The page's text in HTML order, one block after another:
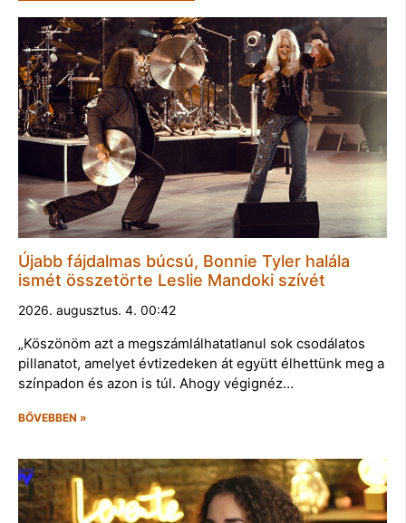
Újabb fájdalmas búcsú, Bonnie Tyler halála
ismét összetörte Leslie Mandoki szívét
2026. augusztus. 4. 00:42
„Köszönöm azt a megszámlálhatatlanul sok csodálatos
pillanatot, amelyet évtizedeken át együtt élhettünk meg a
színpadon és azon is túl. Ahogy végignéz…
BŐVEBBEN »